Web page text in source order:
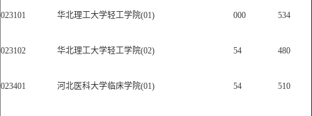
023101 华北理工大学轻工学院(01) 000 534
023102 华北理工大学轻工学院(02) 54 480
023401 河北医科大学临床学院(01) 54 510